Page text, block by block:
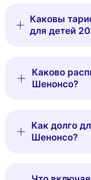
Каковы
для детей
Каково
Шенонсо?
Как долго
Шенонсо?